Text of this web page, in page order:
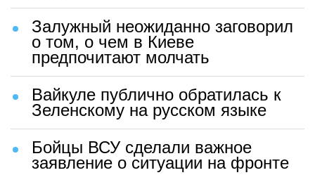
Залужный неожиданно заговорил
о том, о чем в Киеве
предпочитают молчать
Вайкуле публично обратилась к
Зеленскому на русском языке
Бойцы ВСУ сделали важное
заявление о ситуации на фронте